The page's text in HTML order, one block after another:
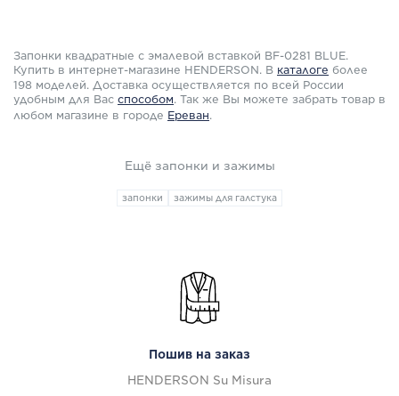
Запонки квадратные с эмалевой вставкой BF-0281 BLUE.
Купить в интернет-магазине HENDERSON. В каталоге более
198 моделей. Доставка осуществляется по всей России
удобным для Вас способом. Так же Вы можете забрать товар в
любом магазине в городе Ереван.
Ещё запонки и зажимы
запонки зажимы для галстука
Пошив на заказ
HENDERSON Su Misura